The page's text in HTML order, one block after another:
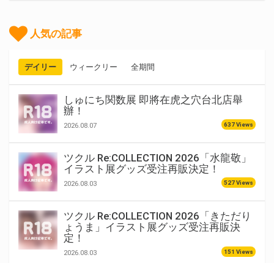
人気の記事
デイリー ウィークリー 全期間
しゅにち関数展 即將在虎之穴台北店舉
辦！
2026.08.07 637 Views
ツクル Re:COLLECTION 2026「水龍敬」
イラスト展グッズ受注再販決定！
2026.08.03 527 Views
ツクル Re:COLLECTION 2026「きただり
ょうま」イラスト展グッズ受注再販決
定！
2026.08.03 151 Views